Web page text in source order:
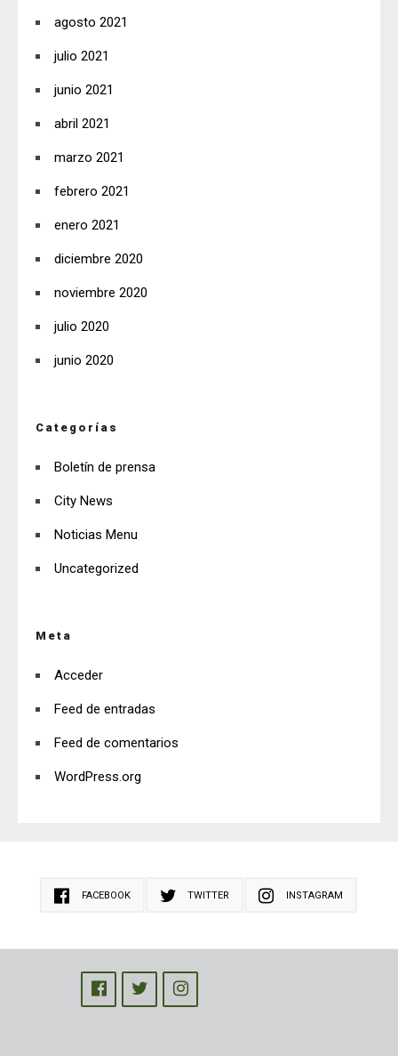
agosto 2021
julio 2021
junio 2021
abril 2021
marzo 2021
febrero 2021
enero 2021
diciembre 2020
noviembre 2020
julio 2020
junio 2020
Categorías
Boletín de prensa
City News
Noticias Menu
Uncategorized
Meta
Acceder
Feed de entradas
Feed de comentarios
WordPress.org
FACEBOOK TWITTER INSTAGRAM